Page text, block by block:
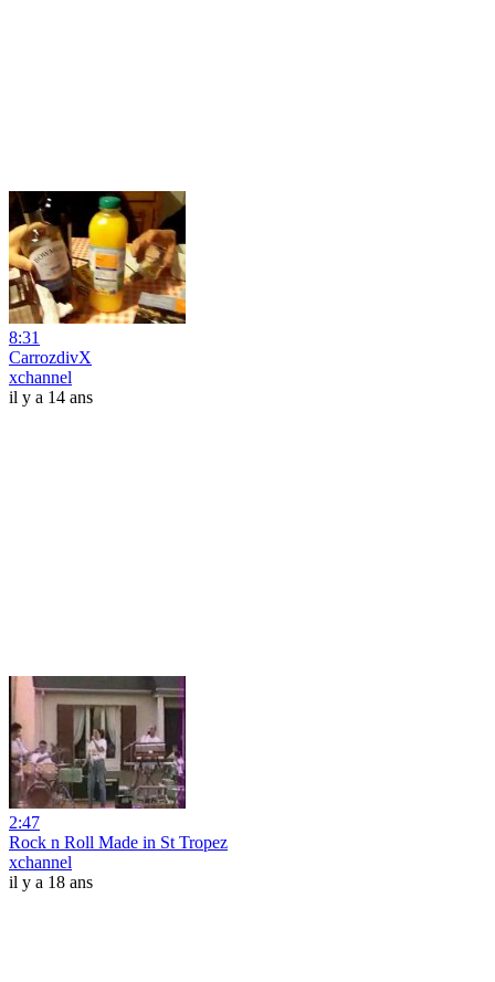
8:31
CarrozdivX
xchannel
il y a 14 ans
2:47
Rock n Roll Made in St Tropez
xchannel
il y a 18 ans